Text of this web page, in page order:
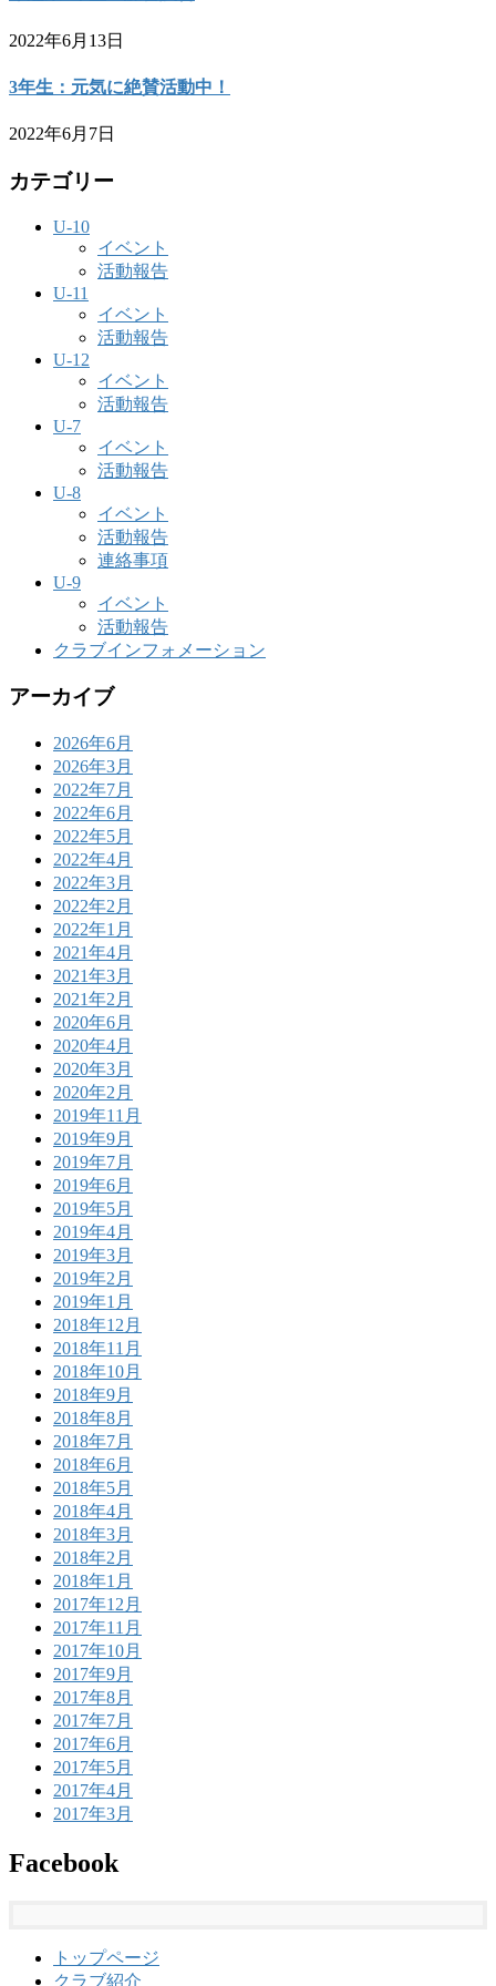
2022年6月13日
3年生：元気に絶賛活動中！
2022年6月7日
カテゴリー
U-10
イベント
活動報告
U-11
イベント
活動報告
U-12
イベント
活動報告
U-7
イベント
活動報告
U-8
イベント
活動報告
連絡事項
U-9
イベント
活動報告
クラブインフォメーション
アーカイブ
2026年6月
2026年3月
2022年7月
2022年6月
2022年5月
2022年4月
2022年3月
2022年2月
2022年1月
2021年4月
2021年3月
2021年2月
2020年6月
2020年4月
2020年3月
2020年2月
2019年11月
2019年9月
2019年7月
2019年6月
2019年5月
2019年4月
2019年3月
2019年2月
2019年1月
2018年12月
2018年11月
2018年10月
2018年9月
2018年8月
2018年7月
2018年6月
2018年5月
2018年4月
2018年3月
2018年2月
2018年1月
2017年12月
2017年11月
2017年10月
2017年9月
2017年8月
2017年7月
2017年6月
2017年5月
2017年4月
2017年3月
Facebook
トップページ
クラブ紹介